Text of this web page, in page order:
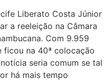
Liberato Costa Júnior
a reeleição na Câmara
Com 9.959
ficou na 40ª colocação
seria comum se tal
há mais tempo